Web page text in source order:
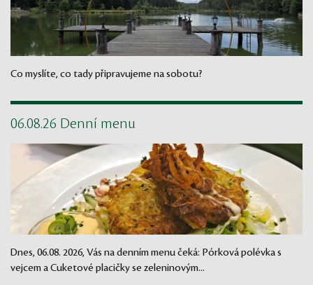
Co myslíte, co tady připravujeme na sobotu?
06.08.26 Denní menu
Dnes, 06.08. 2026, Vás na denním menu čeká: Pórková polévka s
vejcem a Cuketové placičky se zeleninovým...